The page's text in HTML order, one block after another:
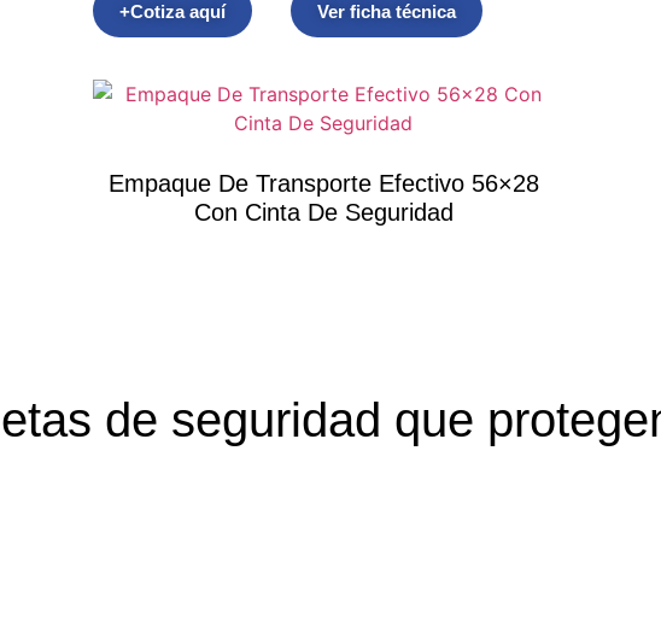
+Cotiza aquí Ver ficha técnica
Empaque De Transporte Efectivo 56×28
Con Cinta De Seguridad
de seguridad que